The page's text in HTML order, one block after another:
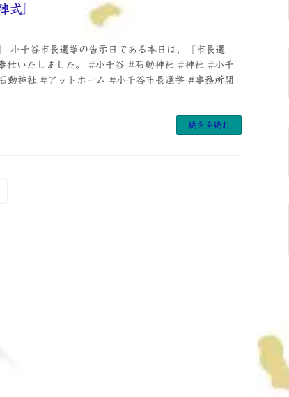
式』
小千谷市長選挙の告示日である本日は、『市長選
仕いたしました。 #小千谷 #石動神社 #神社 #小千
動神社 #アットホーム #小千谷市長選挙 #事務所開
続きを読む